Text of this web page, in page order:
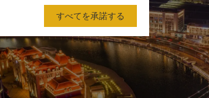
すべてを承諾する